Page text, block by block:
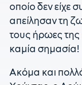
οποίο δεν είχε
απείλησαν τη
τους ήρωες της
καμία σημασία!
Ακόμα και